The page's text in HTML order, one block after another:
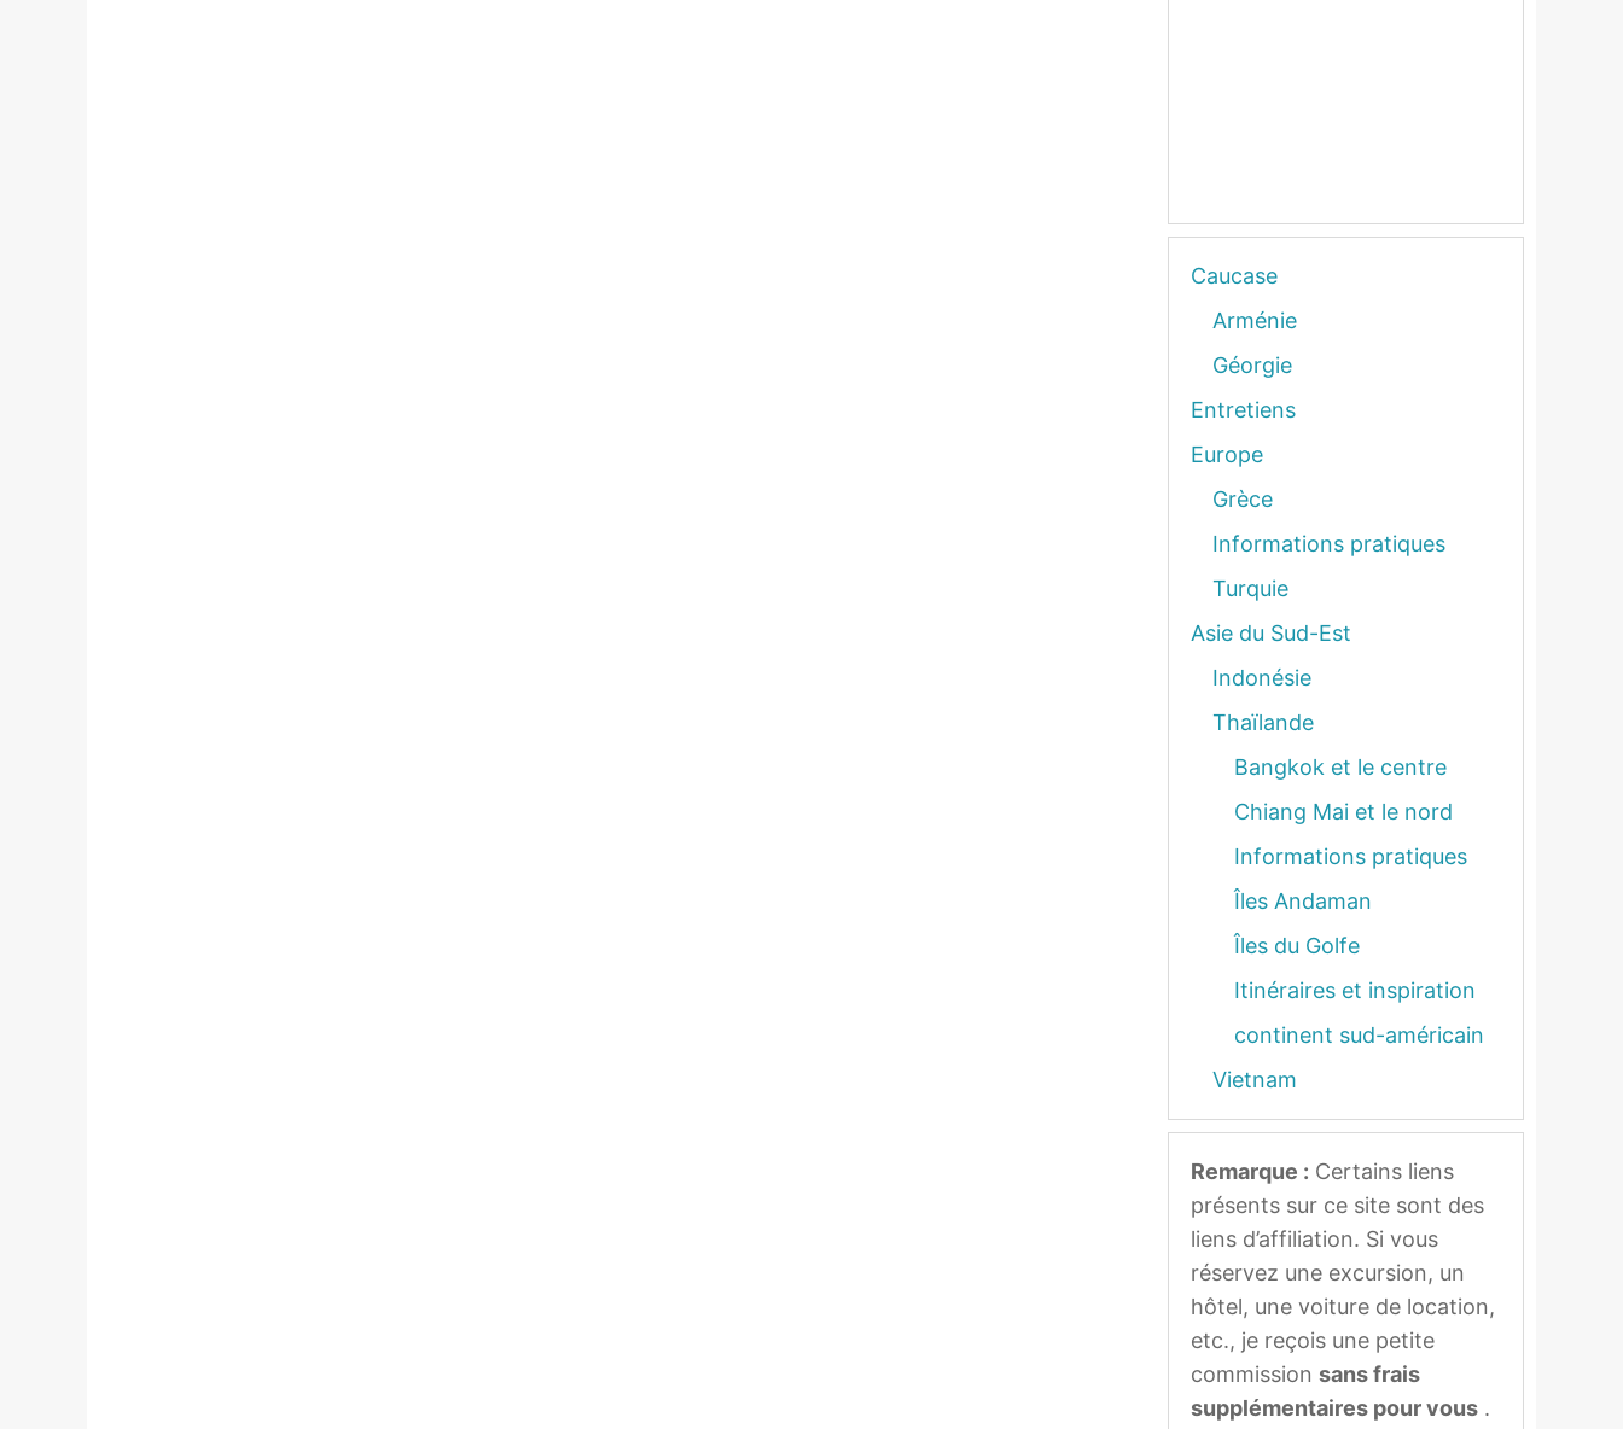
Caucase
Arménie
Géorgie
Entretiens
Europe
Grèce
Informations pratiques
Turquie
Asie du Sud-Est
Indonésie
Thaïlande
Bangkok et le centre
Chiang Mai et le nord
Informations pratiques
Îles Andaman
Îles du Golfe
Itinéraires et inspiration
continent sud-américain
Vietnam
Remarque : Certains liens
présents sur ce site sont des
liens d’affiliation. Si vous
réservez une excursion, un
hôtel, une voiture de location,
etc., je reçois une petite
commission sans frais
supplémentaires pour vous .